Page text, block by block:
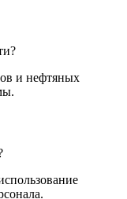
и нефтяных